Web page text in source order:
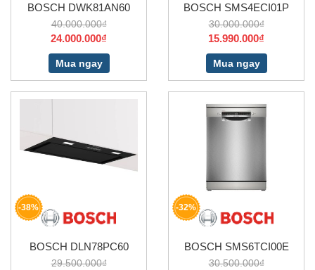
BOSCH DWK81AN60
40.000.000₫
24.000.000₫
Mua ngay
BOSCH SMS4ECI01P
30.000.000₫
15.990.000₫
Mua ngay
-38%
BOSCH DLN78PC60
29.500.000₫
-32%
BOSCH SMS6TCI00E
30.500.000₫